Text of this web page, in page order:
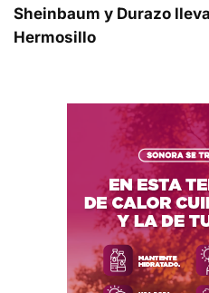
Sheinbaum y Durazo
Hermosillo